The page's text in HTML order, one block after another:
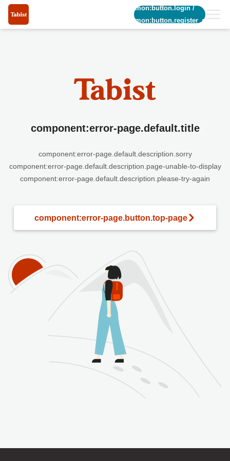
common:button.login/
common:button.register_short
component:error-page.default.title
component:error-page.default.description.sorry
component:error-page.default.description.page-unable-to-display
component:error-page.default.description.please-try-again
component:error-page.button.top-page